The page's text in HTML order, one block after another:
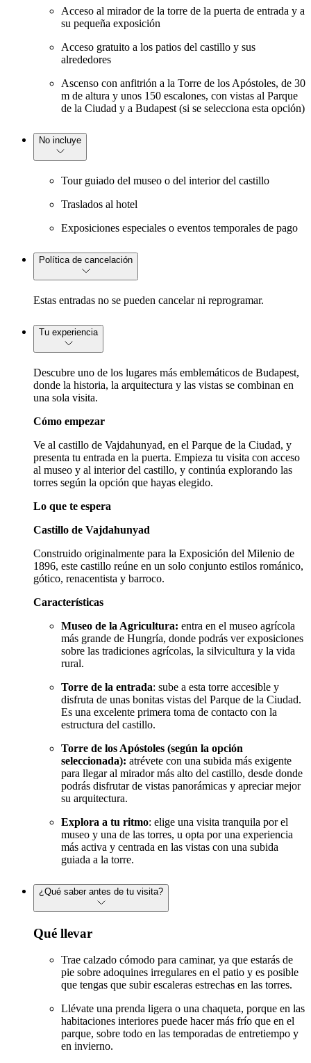
Acceso al mirador de la torre de la puerta de entrada y a
su pequeña exposición
Acceso gratuito a los patios del castillo y sus
alrededores
Ascenso con anfitrión a la Torre de los Apóstoles, de 30
m de altura y unos 150 escalones, con vistas al Parque
de la Ciudad y a Budapest (si se selecciona esta opción)
No incluye
Tour guiado del museo o del interior del castillo
Traslados al hotel
Exposiciones especiales o eventos temporales de pago
Política de cancelación
Estas entradas no se pueden cancelar ni reprogramar.
Tu experiencia
Descubre uno de los lugares más emblemáticos de Budapest,
donde la historia, la arquitectura y las vistas se combinan en
una sola visita.
Cómo empezar
Ve al castillo de Vajdahunyad, en el Parque de la Ciudad, y
presenta tu entrada en la puerta. Empieza tu visita con acceso
al museo y al interior del castillo, y continúa explorando las
torres según la opción que hayas elegido.
Lo que te espera
Castillo de Vajdahunyad
Construido originalmente para la Exposición del Milenio de
1896, este castillo reúne en un solo conjunto estilos románico,
gótico, renacentista y barroco.
Características
Museo de la Agricultura: entra en el museo agrícola
más grande de Hungría, donde podrás ver exposiciones
sobre las tradiciones agrícolas, la silvicultura y la vida
rural.
Torre de la entrada: sube a esta torre accesible y
disfruta de unas bonitas vistas del Parque de la Ciudad.
Es una excelente primera toma de contacto con la
estructura del castillo.
Torre de los Apóstoles (según la opción
seleccionada): atrévete con una subida más exigente
para llegar al mirador más alto del castillo, desde donde
podrás disfrutar de vistas panorámicas y apreciar mejor
su arquitectura.
Explora a tu ritmo: elige una visita tranquila por el
museo y una de las torres, u opta por una experiencia
más activa y centrada en las vistas con una subida
guiada a la torre.
¿Qué saber antes de tu visita?
Qué llevar
Trae calzado cómodo para caminar, ya que estarás de
pie sobre adoquines irregulares en el patio y es posible
que tengas que subir escaleras estrechas en las torres.
Llévate una prenda ligera o una chaqueta, porque en las
habitaciones interiores puede hacer más frío que en el
parque, sobre todo en las temporadas de entretiempo y
en invierno.